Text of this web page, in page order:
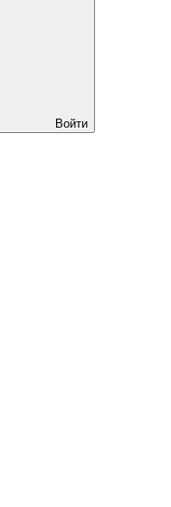
Войти